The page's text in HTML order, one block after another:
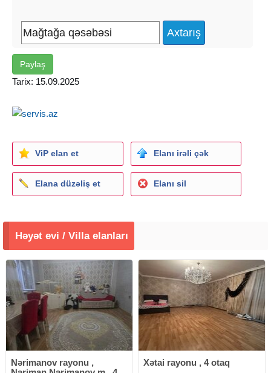
qaz, işıq iki xətlə daimidir.Ev boşdur,mebelsizdi, propiskada
heç kəs yoxdu. Bütün evin aynaları bahalı reşotka ilə təmin
edilib.Şirin su xəttı düz qapıya kimi çəkilib. Evin təstiq edilmiş
layihəsi peyk görüntüsü ilə var.Sənəd-3 sot torpağın Çıxarışı
(Kupçası).Var real alıclar narahat etsin 150000 manat
Paylaş
Tarix: 15.09.2025
ViP elan et Elanı irəli çək
Elana düzəliş et Elanı sil
Həyət evi / Villa elanları
Nərimanov rayonu ,
Xətai rayonu , 4 otaq